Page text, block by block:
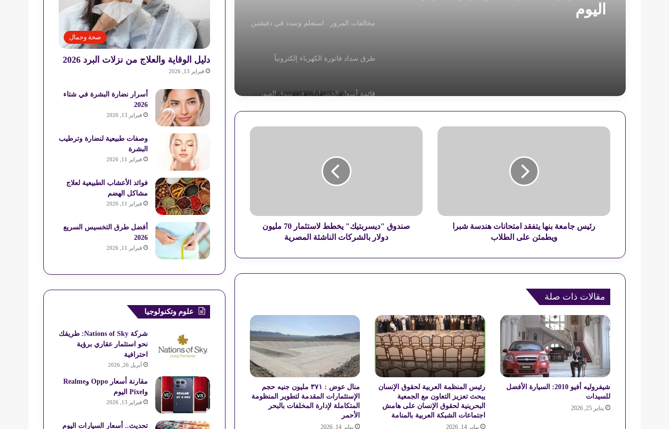
اليوم
مخالفات المرور.. استعلم وسدد في دقيقتين
طرق سداد فاتورة الكهرباء إلكترونياً
قائمة أسعار الخضراوات في سوق العبور
آداب الدعاء: هل الإلحاح يمنع الاستجابة؟
ر
ة
ا
ف
ا
م
ن
ت
ه
رئيس جامعة بنها يتفقد امتحانات هندسة شبرا
ويطمئن على الطلاب
ص
س
ي
ط
ل
ا
س
ت
م
ر
7
صندوق "ديسربتيك" يخطط لاستثمار 70 مليون
دولار بالشركات الناشئة المصرية
مقالات ذات صلة
شيفروليه أفيو 2010: السيارة الأفضل
للسيدات
يناير 25, 2026
رئيس المنظمة العربية لحقوق الإنسان
يبحث تعزيز التعاون مع الجمعية
البحرينية لحقوق الإنسان على هامش
اجتماعات الشبكة العربية بالمنامة
يناير 14, 2026
منال عوض : ٣٧١ مليون جنيه حجم
الإستثمارات المقدمة لتطوير المنظومة
المتكاملة لإدارة المخلفات بالبحر
الأحمر
يناير 14, 2026
صحة وجمال
دليل الوقاية والعلاج من نزلات البرد 2026
فبراير 13, 2026
أسرار نضارة البشرة في شتاء
2026
فبراير 13, 2026
وصفات طبيعية لنضارة وترطيب
البشرة
فبراير 11, 2026
فوائد الأعشاب الطبيعية لعلاج
مشاكل الهضم
فبراير 11, 2026
أفضل طرق التخسيس السريع
2026
فبراير 11, 2026
علوم وتكنولوجيا
شركة Nations of Sky: طريقك
نحو استثمار عقاري برؤية
احترافية
أبريل 26, 2026
مقارنة أسعار Oppo وRealme
وPixel اليوم
فبراير 13, 2026
تحديث.. أسعار السيارات اليوم